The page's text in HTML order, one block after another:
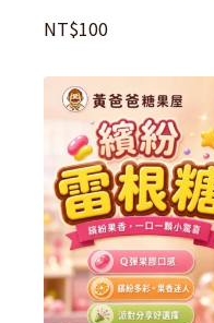
NT$100